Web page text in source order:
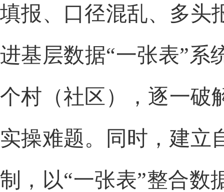
填报、口径混乱、多头
进基层数据“一张表”系
个村（社区），逐一破
实操难题。同时，建立
制，以“一张表”整合数